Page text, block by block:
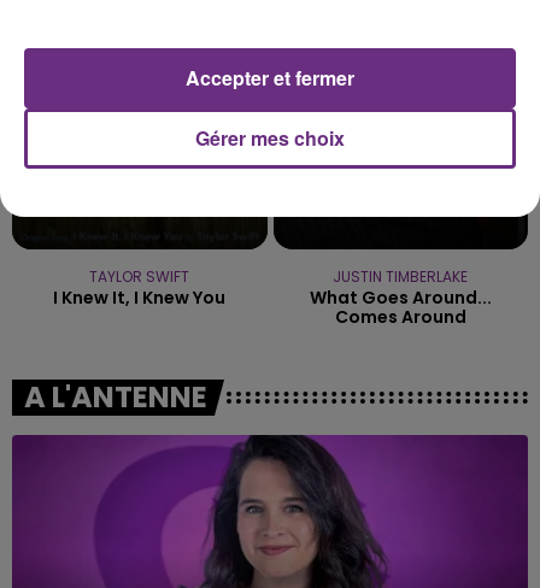
TAYLOR SWIFT
I Knew It, I Knew You
JUSTIN TIMBERLAKE
What Goes Around...
Comes Around
A L'ANTENNE
Gérer mes choix
Accepter et fermer